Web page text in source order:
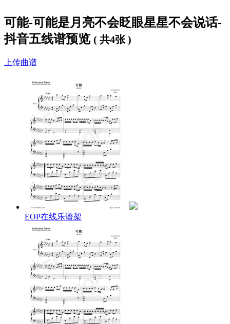
温柔治愈的歌声一响，唤起了很多人的青春回忆和青葱岁月里
的校园时光。
最初，李怡然是在新生军训晚会的时候唱的这首《
最高点击量达到了两千多万，点赞量高达一百多万。
世界充满了复杂的声音时，我们永远喜欢简单与真诚。清澈干
净、不掺任何杂质的嗓音治愈了我们，扫走了一切烦恼和压
力。也许这就是这首歌唱进大家心里的原因。
歌词下方是可能钢琴谱，大家可以
可能歌词：
可能是月亮不会眨眼
星星不会说话
让你觉得孤单啦
可能是太阳熬夜太晚
云朵们都太懒
忘了帮你编童话
可能他出现在未来
没出现在现在
不小心搞乱你的时差
可能是你所谓的转角
是其他人的直线
所以没法给你个回答
一个很好很好的朋友
可能-可能是月亮不会眨眼星星不会说话-
抖音五线谱预览 ( 共4张 )
上传曲谱
EOP在线乐谱架